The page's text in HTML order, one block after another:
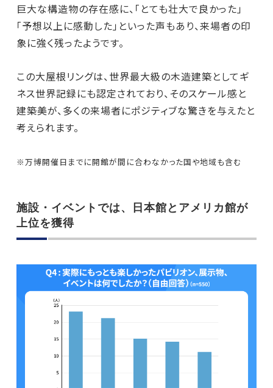
巨大な構造物の存在感に、「とても壮大で良かった」
「予想以上に感動した」といった声もあり、来場者の印
象に強く残ったようです。
この大屋根リングは、世界最大級の木造建築としてギ
ネス世界記録にも認定されており、そのスケール感と
建築美が、多くの来場者にポジティブな驚きを与えたと
考えられます。
※万博開催日までに開館が間に合わなかった国や地域も含む
施設・イベントでは、日本館とアメリカ館が
上位を獲得